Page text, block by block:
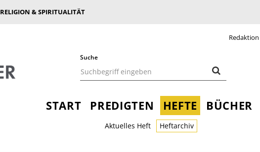
RELIGION & SPIRITUALITÄT
Redaktion
Suche
START PREDIGTEN HEFTE BÜCHER
Aktuelles Heft Heftarchiv